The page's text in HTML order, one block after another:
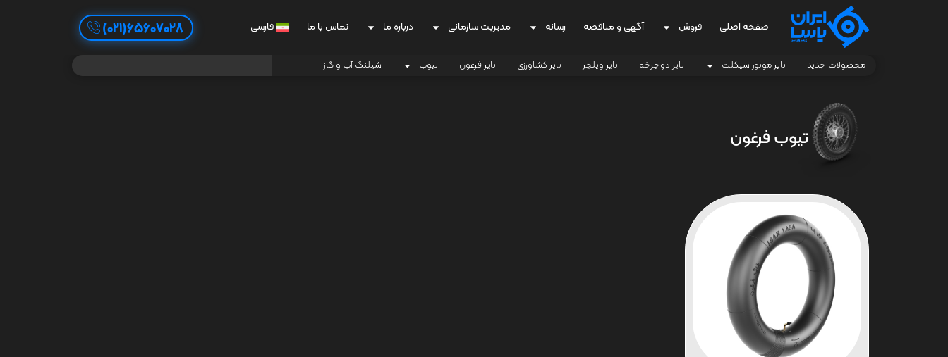
صفحه اصلی فروش آگهی و مناقصه رسانه مدیریت سازمانی درباره ما تماس با ما فارسی 65607028(021)
محصولات جدید تایر موتور سیکلت تایر دوچرخه تایر ویلچر تایر کشاورزی تایر فرغون تیوب شیلنگ آب و گاز
تیوب فرغون